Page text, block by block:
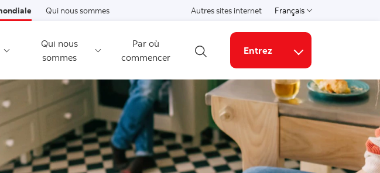
Qui nous sommes Autres sites internet Français
Choisissez une langue
Qui nous
sommes
Par où
commencer
Ouvrir la recherche
Entrez
Liens connexes